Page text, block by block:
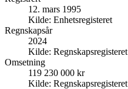
12. mars 1995
Kilde: Enhetsregisteret
Regnskapsår
2024
Kilde: Regnskapsregisteret
Omsetning
119 230 000 kr
Kilde: Regnskapsregisteret